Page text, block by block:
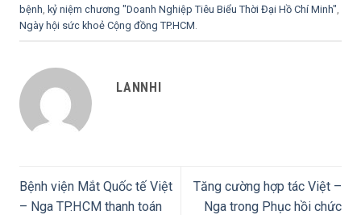
bệnh, kỷ niệm chương "Doanh Nghiệp Tiêu Biểu Thời Đại Hồ Chí Minh",
Ngày hội sức khoẻ Cộng đồng TP.HCM.
LANNHI
Bệnh viện Mắt Quốc tế Việt
– Nga TP.HCM thanh toán
Tăng cường hợp tác Việt –
Nga trong Phục hồi chức